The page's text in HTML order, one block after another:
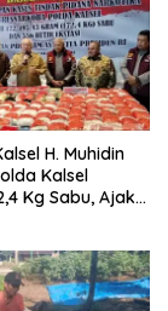
H. Muhidin
Kalsel
Kg Sabu, Ajak